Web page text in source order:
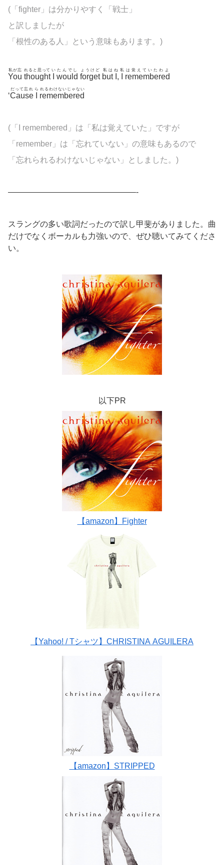
(「fighter」は分かりやすく「戦士」
と訳しましたが
「根性のある人」という意味もあります。)
You
私が忘
thought
れると思って い
would
たんでし
forget
ょうけど
but
私は ね
,
私
remembered
は覚えていたわよ
‘Cause
だって忘れ ら
remembered
れるわけないじゃない
(「I remembered」は「私は覚えていた」ですが
「remember」は「忘れていない」の意味もあるので
「忘れられるわけないじゃない」としました。)
————————————————-
スラングの多い歌詞だったので訳し甲斐がありました。曲
だけでなくボーカルも力強いので、ぜひ聴いてみてくださ
い。
以下PR
【amazon】Fighter
【Yahoo! / Tシャツ】CHRISTINA AGUILERA
【amazon】STRIPPED